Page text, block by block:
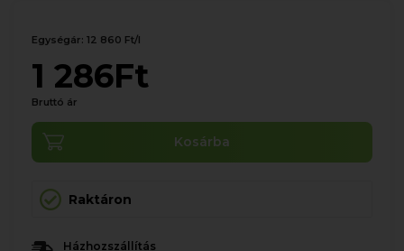
Egységár: 12 860 Ft/l
1 286Ft
Bruttó ár
Kosárba
Raktáron
Házhozszállítás